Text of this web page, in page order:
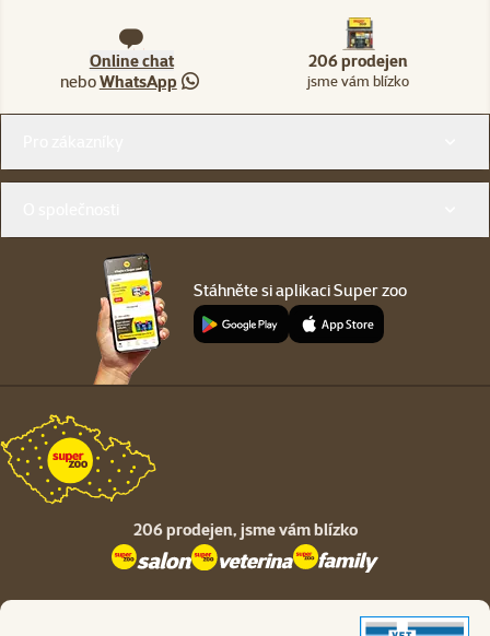
Online chat
neboWhatsApp
206 prodejen
jsme vám blízko
Stáhněte si aplikaci Super zoo
206 prodejen, jsme vám blízko